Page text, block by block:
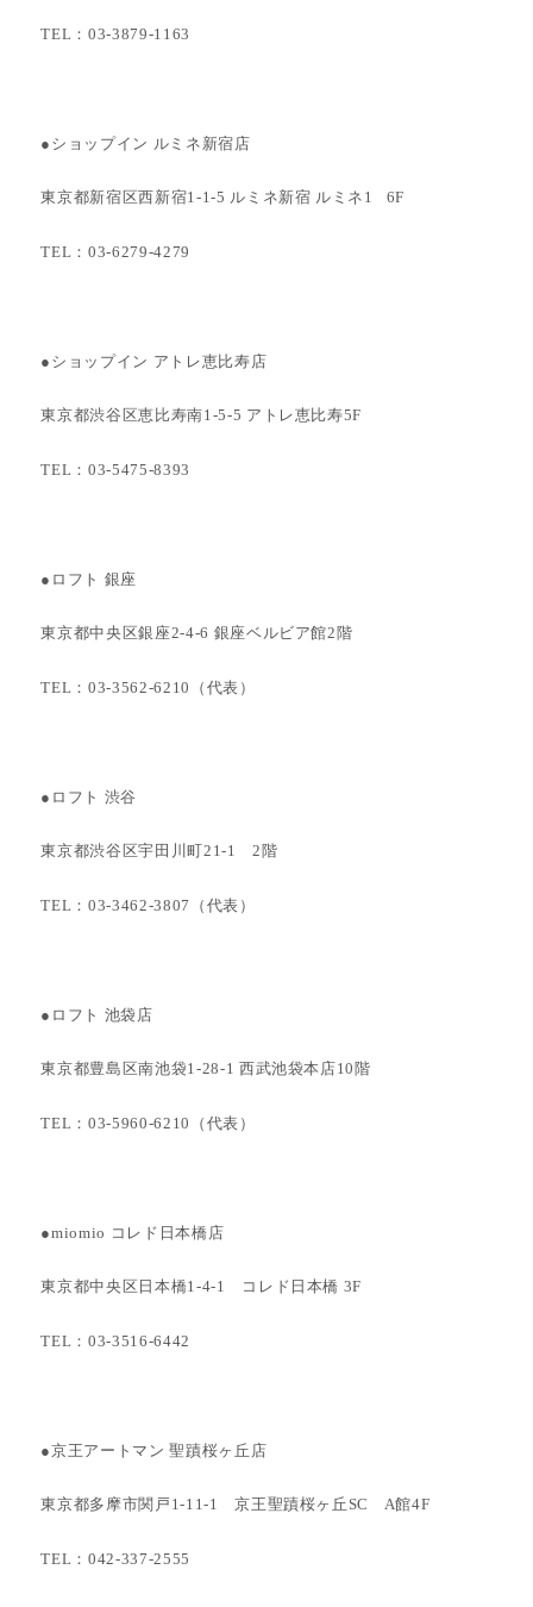
TEL：03-3879-1163
●ショップイン ルミネ新宿店
東京都新宿区西新宿1-1-5 ルミネ新宿 ルミネ1 6F
TEL：03-6279-4279
●ショップイン アトレ恵比寿店
東京都渋谷区恵比寿南1-5-5 アトレ恵比寿5F
TEL：03-5475-8393
●ロフト 銀座
東京都中央区銀座2-4-6 銀座ベルビア館2階
TEL：03-3562-6210（代表）
●ロフト 渋谷
東京都渋谷区宇田川町21-1 2階
TEL：03-3462-3807（代表）
●ロフト 池袋店
東京都豊島区南池袋1-28-1 西武池袋本店10階
TEL：03-5960-6210（代表）
●miomio コレド日本橋店
東京都中央区日本橋1-4-1 コレド日本橋 3F
TEL：03-3516-6442
●京王アートマン 聖蹟桜ヶ丘店
東京都多摩市関戸1-11-1 京王聖蹟桜ヶ丘SC A館4F
TEL：042-337-2555